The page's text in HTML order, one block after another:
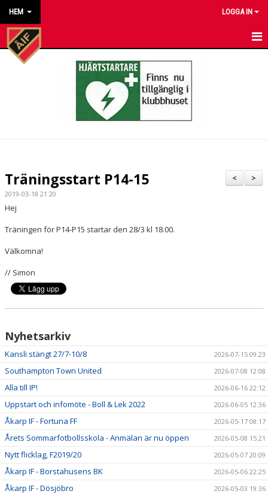
HEM LOGGA IN
HEM
KONTAKT ÅKARP IF
OM FÖRENINGEN
BESTÄLL VÅRA KLUBBKLÄDER
>
<
Träningsstart P14-15
2019-03-18 21:20
Hej
Träningen för P14-P15 startar den 28/3 kl 18.00.
Välkomna!
// Simon
Nyhetsarkiv
Kansli stängt 27/7-10/8 2026-07-15 09:23
Southampton Town United 2026-07-08 12:08
Alla till IP! 2026-06-16 22:12
Uppstart och infomöte - Boll & Lek 2022 2026-06-05 12:36
Åkarp IF - Fortuna FF 2026-05-17 08:17
Årets Sommarfotbollsskola - Anmälan är nu öppen 2026-05-08 15:21
Nytt flicklag, F2019/20 2026-05-07 20:09
Åkarp IF - Borstahusens BK 2026-05-06 22:25
Åkarp IF - Dösjöbro 2026-05-03 19:36